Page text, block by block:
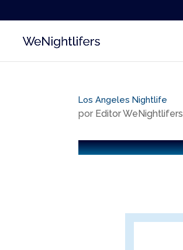
Los Angeles Nightlife
por Editor WeNightlifers